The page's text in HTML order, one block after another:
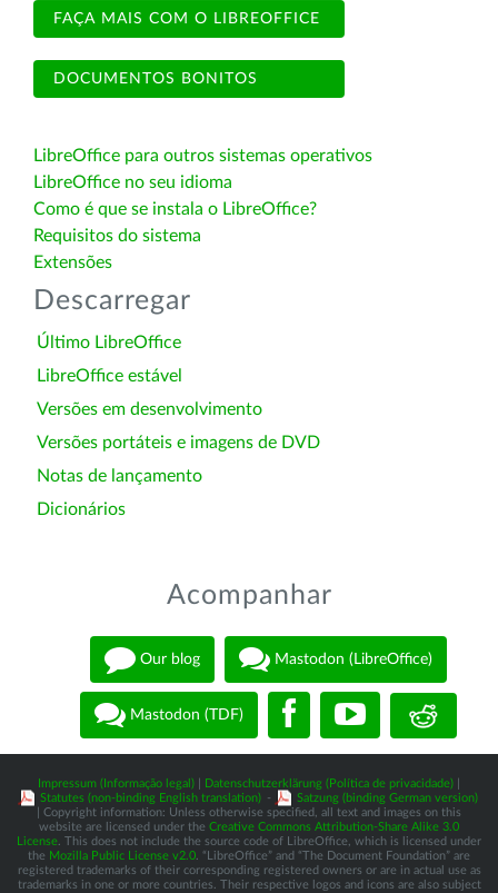
FAÇA MAIS COM O LIBREOFFICE
DOCUMENTOS BONITOS
LibreOffice para outros sistemas operativos
LibreOffice no seu idioma
Como é que se instala o LibreOffice?
Requisitos do sistema
Extensões
Descarregar
Último LibreOffice
LibreOffice estável
Versões em desenvolvimento
Versões portáteis e imagens de DVD
Notas de lançamento
Dicionários
Acompanhar
Our blog Mastodon (LibreOffice)
Mastodon (TDF)
Impressum (Informação legal) Datenschutzerklärung (Política de privacidade)
Statutes (non-binding English translation) -
Satzung (binding German version)
| Copyright information: Unless otherwise specified, all text and images on this
website are licensed under the Creative Commons Attribution-Share Alike 3.0
License . This does not include the source code of LibreOffice, which is licensed under
the Mozilla Public License v2.0 . “LibreOffice” and “The Document Foundation” are
registered trademarks of their corresponding registered owners or are in actual use as
trademarks in one or more countries. Their respective logos and icons are also subject